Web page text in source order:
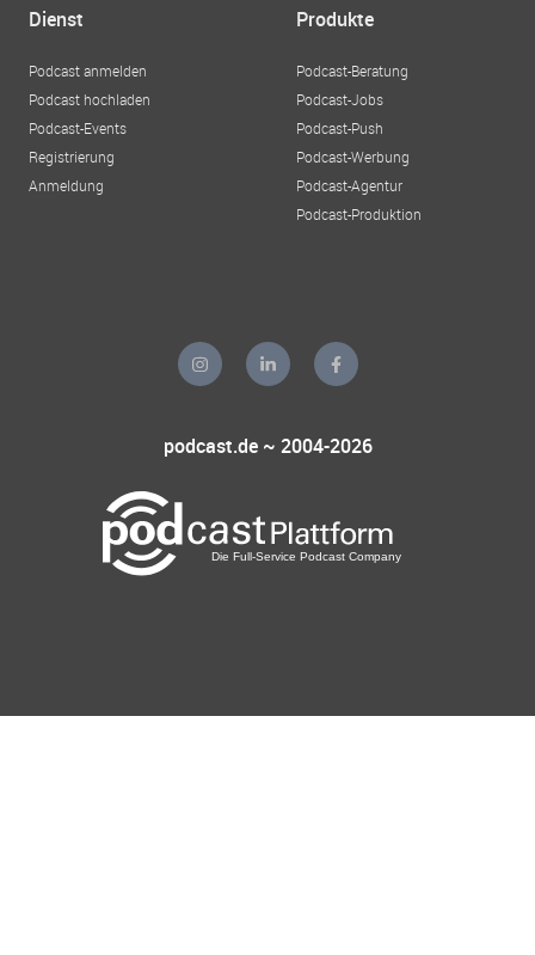
Dienst
Podcast anmelden
Podcast hochladen
Podcast-Events
Registrierung
Anmeldung
Produkte
Podcast-Beratung
Podcast-Jobs
Podcast-Push
Podcast-Werbung
Podcast-Agentur
Podcast-Produktion
podcast.de ~ 2004-2026